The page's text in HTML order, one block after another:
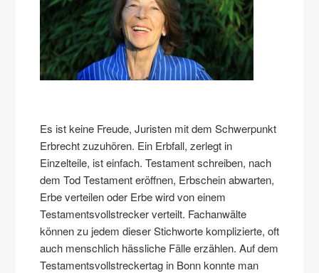
Es ist keine Freude, Juristen mit dem Schwerpunkt
Erbrecht zuzuhören. Ein Erbfall, zerlegt in
Einzelteile, ist einfach. Testament schreiben, nach
dem Tod Testament eröffnen, Erbschein abwarten,
Erbe verteilen oder Erbe wird von einem
Testamentsvollstrecker verteilt. Fachanwälte
können zu jedem dieser Stichworte komplizierte, oft
auch menschlich hässliche Fälle erzählen. Auf dem
Testamentsvollstreckertag in Bonn konnte man